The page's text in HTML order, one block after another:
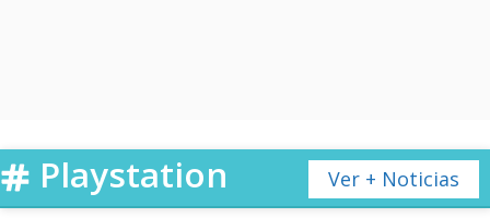
Ver + Noticias
Playstation